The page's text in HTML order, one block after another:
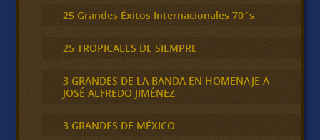
25 Grandes Éxitos Internacionales 70´s
25 TROPICALES DE SIEMPRE
3 GRANDES DE LA BANDA EN HOMENAJE A
JOSÉ ALFREDO JIMÉNEZ
3 GRANDES DE MÉXICO